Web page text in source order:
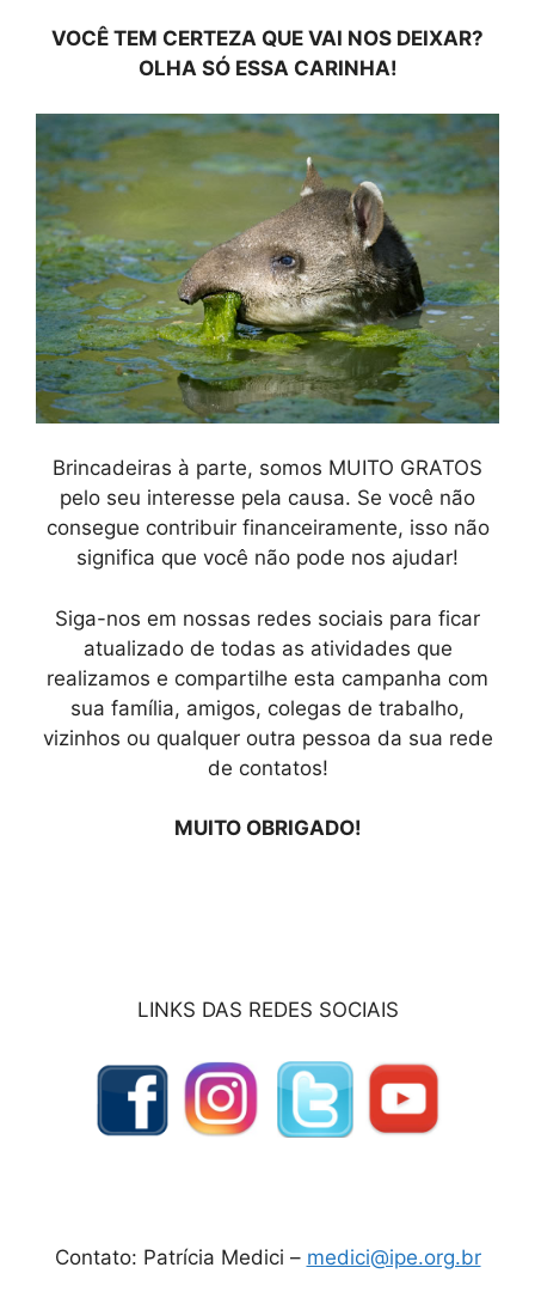
VOCÊ TEM CERTEZA QUE VAI NOS DEIXAR?
OLHA SÓ ESSA CARINHA!
Brincadeiras à parte, somos MUITO GRATOS
pelo seu interesse pela causa. Se você não
consegue contribuir financeiramente, isso não
significa que você não pode nos ajudar!
Siga-nos em nossas redes sociais para ficar
atualizado de todas as atividades que
realizamos e compartilhe esta campanha com
sua família, amigos, colegas de trabalho,
vizinhos ou qualquer outra pessoa da sua rede
de contatos!
MUITO OBRIGADO!
LINKS DAS REDES SOCIAIS
Contato: Patrícia Medici – medici@ipe.org.br